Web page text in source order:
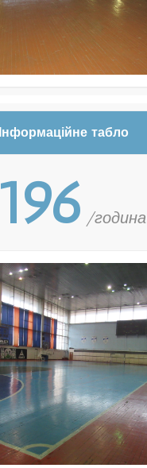
Інформаційне табло
196 /година